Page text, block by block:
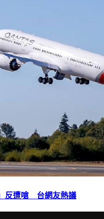
反遭嗆 台網友熱議